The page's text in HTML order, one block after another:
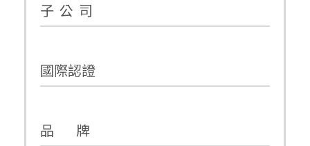
子 公 司
國際認證
品 牌